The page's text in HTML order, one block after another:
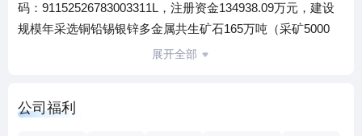
码：91152526783003311L，注册资金134938.09万元，建设
规模年采选铜铅锡银锌多金属共生矿石165万吨（采矿5000
吨/日），项目总投资30亿元，由民营企业内蒙古兴业集团股
截止2017年3月项目建设期基本结束，设备安装调试完成，进
展开全部
公司福利